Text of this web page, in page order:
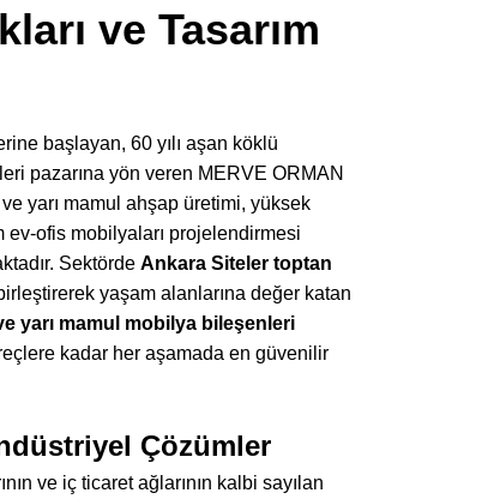
ve Tasarım
başlayan, 60 yılı aşan köklü
pazarına yön veren MERVE ORMAN
yarı mamul ahşap üretimi, yüksek
ofis mobilyaları projelendirmesi
Sektörde Ankara Siteler toptan
yaşam alanlarına değer katan
yarı mamul mobilya bileşenleri
kadar her aşamada en güvenilir
Çözümler
ve iç ticaret ağlarının kalbi sayılan